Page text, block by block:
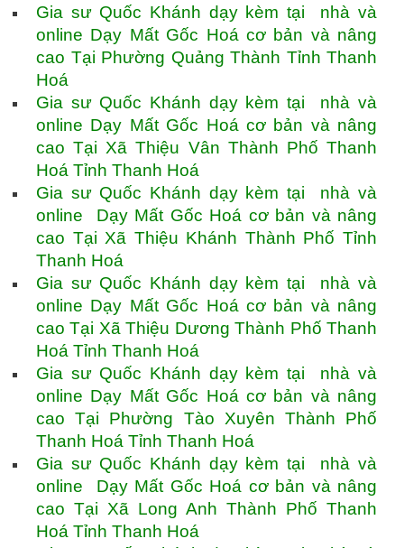
Gia sư Quốc Khánh dạy kèm tại nhà và
online Dạy Mất Gốc Hoá cơ bản và nâng
cao Tại Phường Quảng Thành Tỉnh Thanh
Hoá
Gia sư Quốc Khánh dạy kèm tại nhà và
online Dạy Mất Gốc Hoá cơ bản và nâng
cao Tại Xã Thiệu Vân Thành Phố Thanh
Hoá Tỉnh Thanh Hoá
Gia sư Quốc Khánh dạy kèm tại nhà và
online Dạy Mất Gốc Hoá cơ bản và nâng
cao Tại Xã Thiệu Khánh Thành Phố Tỉnh
Thanh Hoá
Gia sư Quốc Khánh dạy kèm tại nhà và
online Dạy Mất Gốc Hoá cơ bản và nâng
cao Tại Xã Thiệu Dương Thành Phố Thanh
Hoá Tỉnh Thanh Hoá
Gia sư Quốc Khánh dạy kèm tại nhà và
online Dạy Mất Gốc Hoá cơ bản và nâng
cao Tại Phường Tào Xuyên Thành Phố
Thanh Hoá Tỉnh Thanh Hoá
Gia sư Quốc Khánh dạy kèm tại nhà và
online Dạy Mất Gốc Hoá cơ bản và nâng
cao Tại Xã Long Anh Thành Phố Thanh
Hoá Tỉnh Thanh Hoá